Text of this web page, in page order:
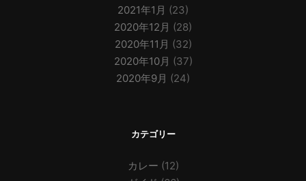
2021年1月 (23)
2020年12月 (28)
2020年11月 (32)
2020年10月 (37)
2020年9月 (24)
カテゴリー
カレー (12)